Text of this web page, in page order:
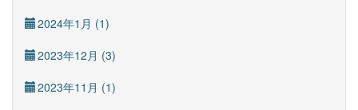
2024年1月 (1)
2023年12月 (3)
2023年11月 (1)